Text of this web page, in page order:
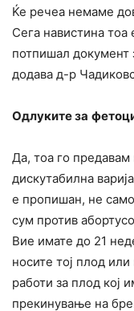
Ќе речеа немаме
Сега навистина
потпишал документ
додава д-р
Одлуките за
Да, тоа го
дискутабилна
е пропишан, не
сум против
Вие имате до 21
носите тој плод
работи за плод кој
прекинување на